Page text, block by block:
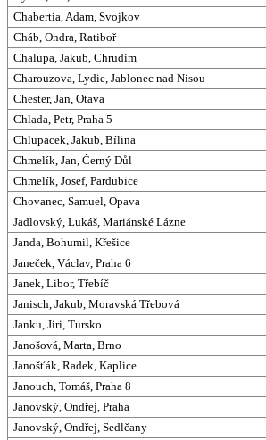
Chabertia, Adam, Svojkov
Cháb, Ondra, Ratiboř
Chalupa, Jakub, Chrudim
Charouzova, Lydie, Jablonec nad Nisou
Chester, Jan, Otava
Chlada, Petr, Praha 5
Chlupacek, Jakub, Bílina
Chmelík, Jan, Černý Důl
Chmelík, Josef, Pardubice
Chovanec, Samuel, Opava
Jadlovský, Lukáš, Mariánské Lázne
Janda, Bohumil, Křešice
Janeček, Václav, Praha 6
Janek, Libor, Třebíč
Janisch, Jakub, Moravská Třebová
Janku, Jiri, Tursko
Janošová, Marta, Brno
Janošťák, Radek, Kaplice
Janouch, Tomáš, Praha 8
Janovský, Ondřej, Praha
Janovský, Ondřej, Sedlčany